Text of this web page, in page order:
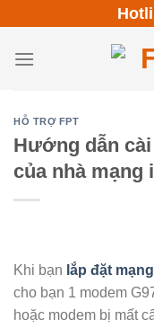
content
HỖ TRỢ FPT
Hướng dẫn cài
của nhà mạng
Khi bạn lắp đặt
cho bạn 1 modem
hoặc modem bị mất